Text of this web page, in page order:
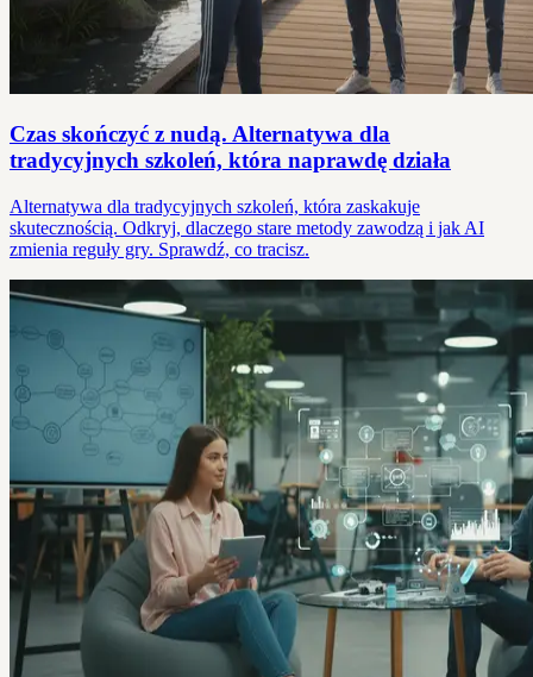
Czas skończyć z nudą. Alternatywa dla
tradycyjnych szkoleń, która naprawdę działa
Alternatywa dla tradycyjnych szkoleń, która zaskakuje
skutecznością. Odkryj, dlaczego stare metody zawodzą i jak AI
zmienia reguły gry. Sprawdź, co tracisz.